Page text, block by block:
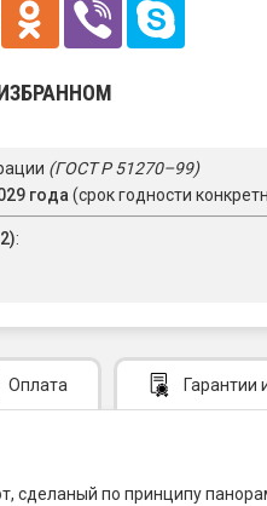
(ГОСТ Р 51270–99)
года(срок годности
:
Оплата Гарантии
по принципу